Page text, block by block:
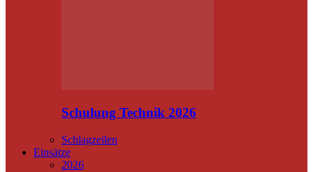
Schulung Technik 2026
Schlagzeilen
Einsätze
2026